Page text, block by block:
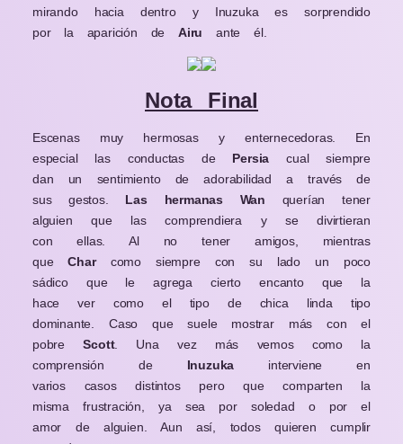
mirando hacia dentro y Inuzuka es sorprendido
por la aparición deAiruante él.
Nota Final
Escenas muy hermosas y enternecedoras. En
especial las conductas de Persiacual siempre
dan un sentimiento de adorabilidad a través de
sus gestos. Las hermanas Wan querían tener
alguien que las comprendiera y se divirtieran
con ellas. Al no tener amigos, mientras
queChar como siempre con su lado un poco
sádico que le agrega cierto encanto que la
hace ver como el tipo de chica linda tipo
dominante. Caso que suele mostrar más con el
pobreScott. Una vez más vemos como la
comprensión de Inuzuka interviene en
varios casos distintos pero que comparten la
misma frustración, ya sea por soledad o por el
amor de alguien. Aun así, todos quieren cumplir